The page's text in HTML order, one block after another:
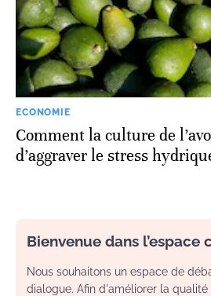
ECONOMIE
Comment la culture de
d’aggraver le stress
Bienvenue dans l’espace
Nous souhaitons un espace de
dialogue. Afin d'améliorer la